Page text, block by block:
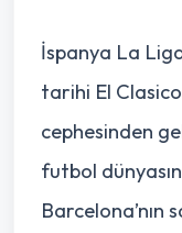
İspanya La
tarihi El
cephesinden
futbol
Barcelona’nın